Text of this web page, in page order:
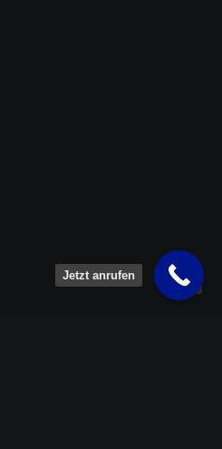
Jetzt anrufen